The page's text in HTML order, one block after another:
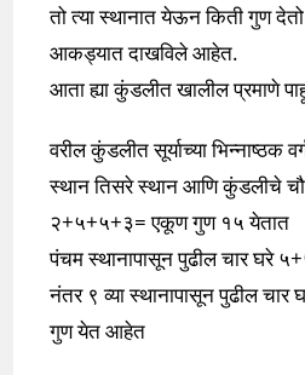
तो त्या स्थानात येऊन किती गुण
आकड्यात दाखविले आहेत.
आता ह्या कुंडलीत खालील प्रमाणे
वरील कुंडलीत सूर्याच्या भिन्नाष्ठक
स्थान तिसरे स्थान आणि कुंडलीचे
२+५+५+३= एकूण गुण १५ येतात
पंचम स्थानापासून पुढील चार घरे
नंतर ९ व्या स्थानापासून पुढील
गुण येत आहेत